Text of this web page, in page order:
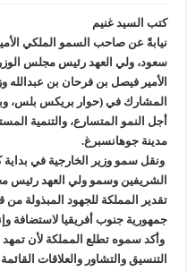
كتب السيد غنيم
نيابةً عن صاحب السمو الملكي
سعود، ولي العهد رئيس مجلس
الأمير فيصل بن فرحان بن عبدالله
المشارك في (حوار بريكس بلس،
أجل النمو المتسارع، والتنمية
مدينة جوهانسبرغ.
ونقل سمو وزير الخارجية في
الشريفين وسمو ولي العهد رئيس
تقدير المملكة للجهود المبذولة
جمهورية جنوب أفريقيا لاستضافة
وأكد سموه تطلع المملكة لأن
التنسيق والتشاور والعلاقات